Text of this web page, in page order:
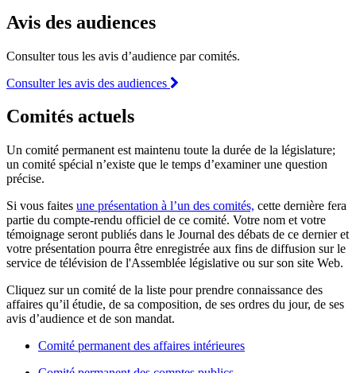
Avis des audiences
Consulter tous les avis d’audience par comités.
Consulter les avis des audiences
Comités actuels
Un comité permanent est maintenu toute la durée de la législature;
un comité spécial n’existe que le temps d’examiner une question
précise.
Si vous faites une présentation à l’un des comités, cette dernière fera
partie du compte-rendu officiel de ce comité. Votre nom et votre
témoignage seront publiés dans le Journal des débats de ce dernier et
votre présentation pourra être enregistrée aux fins de diffusion sur le
service de télévision de l'Assemblée législative ou sur son site Web.
Cliquez sur un comité de la liste pour prendre connaissance des
affaires qu’il étudie, de sa composition, de ses ordres du jour, de ses
avis d’audience et de son mandat.
Comité permanent des affaires intérieures